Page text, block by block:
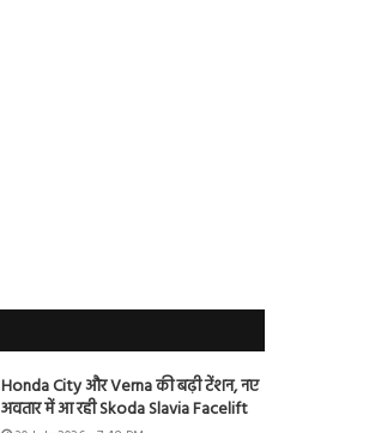
Honda City और Verna की बढ़ी टेंशन, नए
अवतार में आ रही Skoda Slavia Facelift